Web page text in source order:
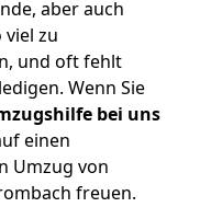
aber auch
zu
und oft fehlt
Wenn Sie
bei uns
einen
Umzug von
freuen.